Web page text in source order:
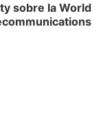
sobre la World